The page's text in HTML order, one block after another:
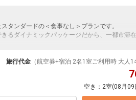
タンダードの＜食事なし＞プランです。
るダイナミックパッケージだから、一都市滞
イルが50%貯まります。
旅行代金 （航空券+宿泊 2名1室ご利用時 大人1
空き： 2室(08月09